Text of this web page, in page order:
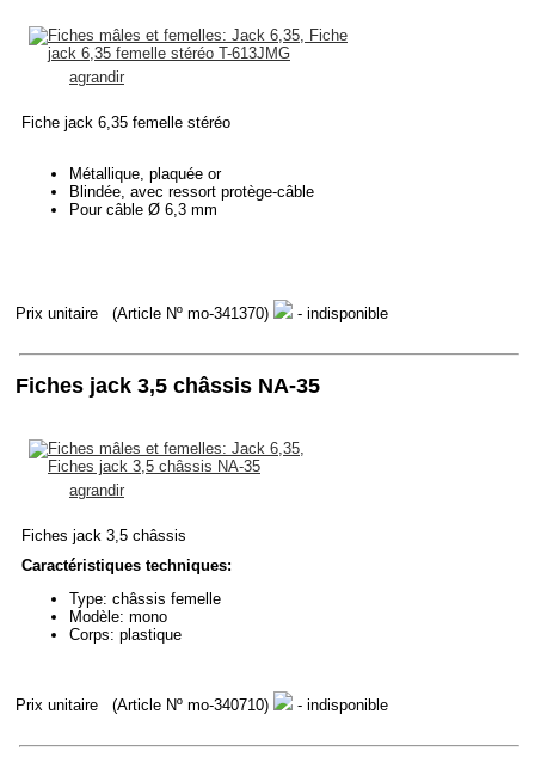
agrandir
Fiche jack 6,35 femelle stéréo
Métallique, plaquée or
Blindée, avec ressort protège-câble
Pour câble Ø 6,3 mm
Prix unitaire (Article Nº mo-341370) - indisponible
Fiches jack 3,5 châssis NA-35
agrandir
Fiches jack 3,5 châssis
Caractéristiques techniques:
Type: châssis femelle
Modèle: mono
Corps: plastique
Prix unitaire (Article Nº mo-340710) - indisponible